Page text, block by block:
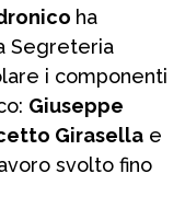
ha
Segreteria
i componenti
Giuseppe
Girasella e
svolto fino